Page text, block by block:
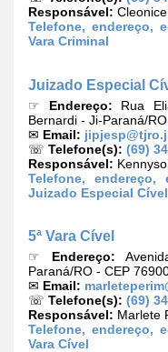
Responsável:
Telefone, endereço,
Vara Criminal
Juizado Especial
☞ Endereço: Rua
Bernardi - Ji-Paraná/
✉ Email:
☏ Telefone(s): (69)
Responsável:
Telefone,
Juizado Especial
5ª Vara Cível
☞ Endereço:
Paraná/RO - CEP
✉ Email:
☏ Telefone(s): (69)
Responsável: Marlete
Telefone, endereço,
Vara Cível